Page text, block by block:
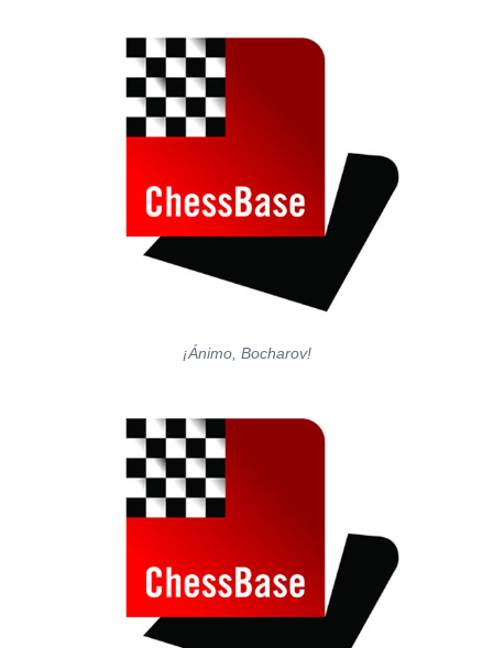
¡Ánimo, Bocharov!